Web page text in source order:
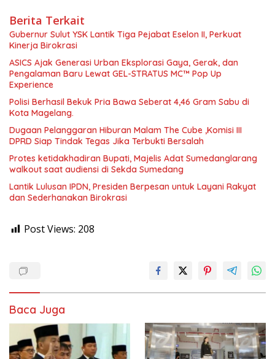
Berita Terkait
Gubernur Sulut YSK Lantik Tiga Pejabat Eselon II, Perkuat
Kinerja Birokrasi
ASICS Ajak Generasi Urban Eksplorasi Gaya, Gerak, dan
Pengalaman Baru Lewat GEL-STRATUS MC™ Pop Up
Experience
Polisi Berhasil Bekuk Pria Bawa Seberat 4,46 Gram Sabu di
Kota Magelang.
Dugaan Pelanggaran Hiburan Malam The Cube ,Komisi III
DPRD Siap Tindak Tegas Jika Terbukti Bersalah
Protes ketidakhadiran Bupati, Majelis Adat Sumedanglarang
walkout saat audiensi di Sekda Sumedang
Lantik Lulusan IPDN, Presiden Berpesan untuk Layani Rakyat
dan Sederhanakan Birokrasi
Post Views: 208
Baca Juga